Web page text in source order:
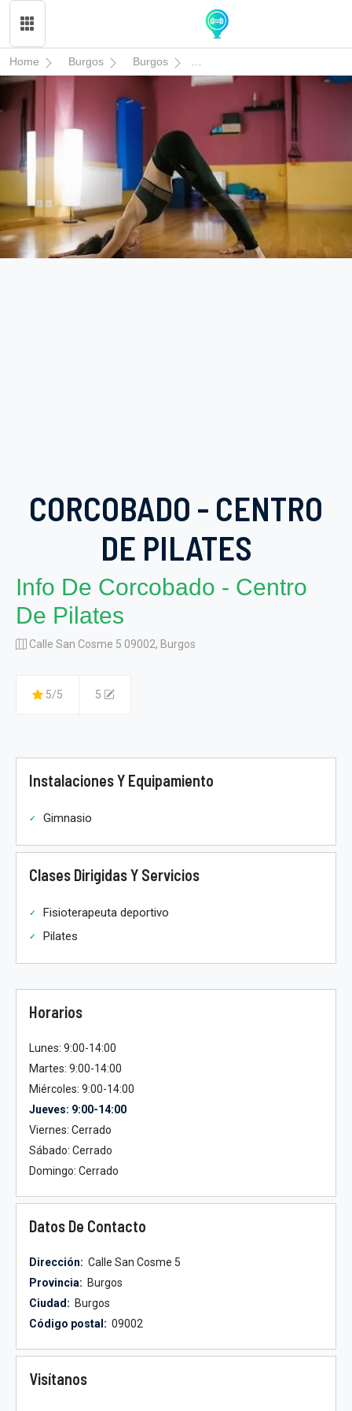
Home Burgos Burgos Corcobado - Centro de Pilates
CORCOBADO - CENTRO
DE PILATES
Info De Corcobado - Centro
De Pilates
Calle San Cosme 5 09002, Burgos
5/5 5
Instalaciones Y Equipamiento
Gimnasio
Clases Dirigidas Y Servicios
Fisioterapeuta deportivo
Pilates
Horarios
Lunes: 9:00-14:00
Martes: 9:00-14:00
Miércoles: 9:00-14:00
Jueves: 9:00-14:00
Viernes: Cerrado
Sábado: Cerrado
Domingo: Cerrado
Datos De Contacto
Dirección: Calle San Cosme 5
Provincia: Burgos
Ciudad: Burgos
Código postal: 09002
Visítanos